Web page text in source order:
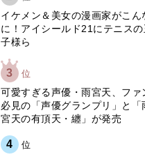
イケメン＆美女の漫画家がこん
に！アイシールド21にテニスの
子様ら
3 位
可愛すぎる声優・雨宮天、ファ
必見の「声優グランプリ」と「
宮天の有頂天・纏」が発売
4 位